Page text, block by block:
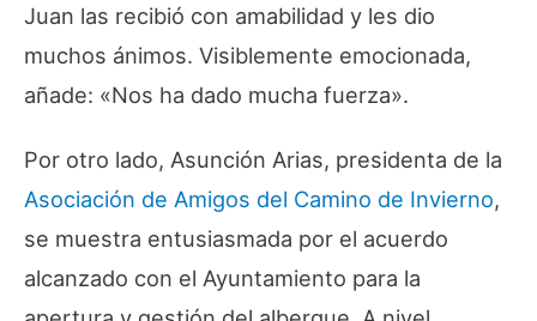
Juan las recibió con amabilidad y les dio
muchos ánimos. Visiblemente emocionada,
añade: «Nos ha dado mucha fuerza».
Por otro lado, Asunción Arias, presidenta de la
Asociación de Amigos del Camino de Invierno,
se muestra entusiasmada por el acuerdo
alcanzado con el Ayuntamiento para la